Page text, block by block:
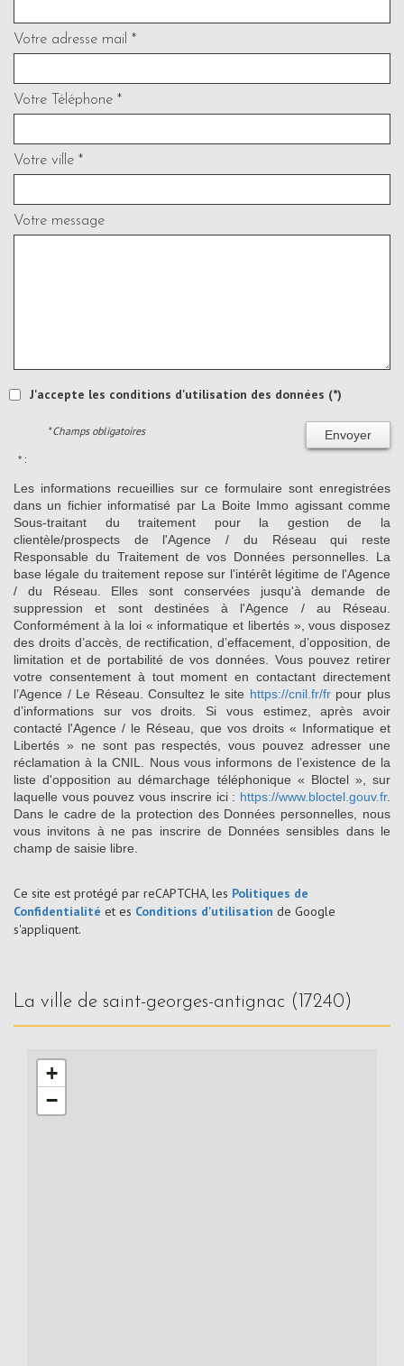
Votre adresse mail *
Votre Téléphone *
Votre ville *
Votre message
J'accepte les conditions d'utilisation des données (*)
Envoyer
* Champs obligatoires
* :
Les informations recueillies sur ce formulaire sont enregistrées
dans un fichier informatisé par La Boite Immo agissant comme
Sous-traitant du traitement pour la gestion de la
clientèle/prospects de l'Agence / du Réseau qui reste
Responsable du Traitement de vos Données personnelles. La
base légale du traitement repose sur l'intérêt légitime de l'Agence
/ du Réseau. Elles sont conservées jusqu'à demande de
suppression et sont destinées à l'Agence / au Réseau.
Conformément à la loi « informatique et libertés », vous disposez
des droits d’accès, de rectification, d’effacement, d’opposition, de
limitation et de portabilité de vos données. Vous pouvez retirer
votre consentement à tout moment en contactant directement
l’Agence / Le Réseau. Consultez le site https://cnil.fr/frpour plus
d’informations sur vos droits. Si vous estimez, après avoir
contacté l'Agence / le Réseau, que vos droits « Informatique et
Libertés » ne sont pas respectés, vous pouvez adresser une
réclamation à la CNIL. Nous vous informons de l’existence de la
liste d'opposition au démarchage téléphonique « Bloctel », sur
laquelle vous pouvez vous inscrire ici : https://www.bloctel.gouv.fr.
Dans le cadre de la protection des Données personnelles, nous
vous invitons à ne pas inscrire de Données sensibles dans le
champ de saisie libre.
Ce site est protégé par reCAPTCHA, les Politiques de
Confidentialité et es Conditions d'utilisation de Google
s'appliquent.
la ville de saint-georges-antignac (17240)
+
−